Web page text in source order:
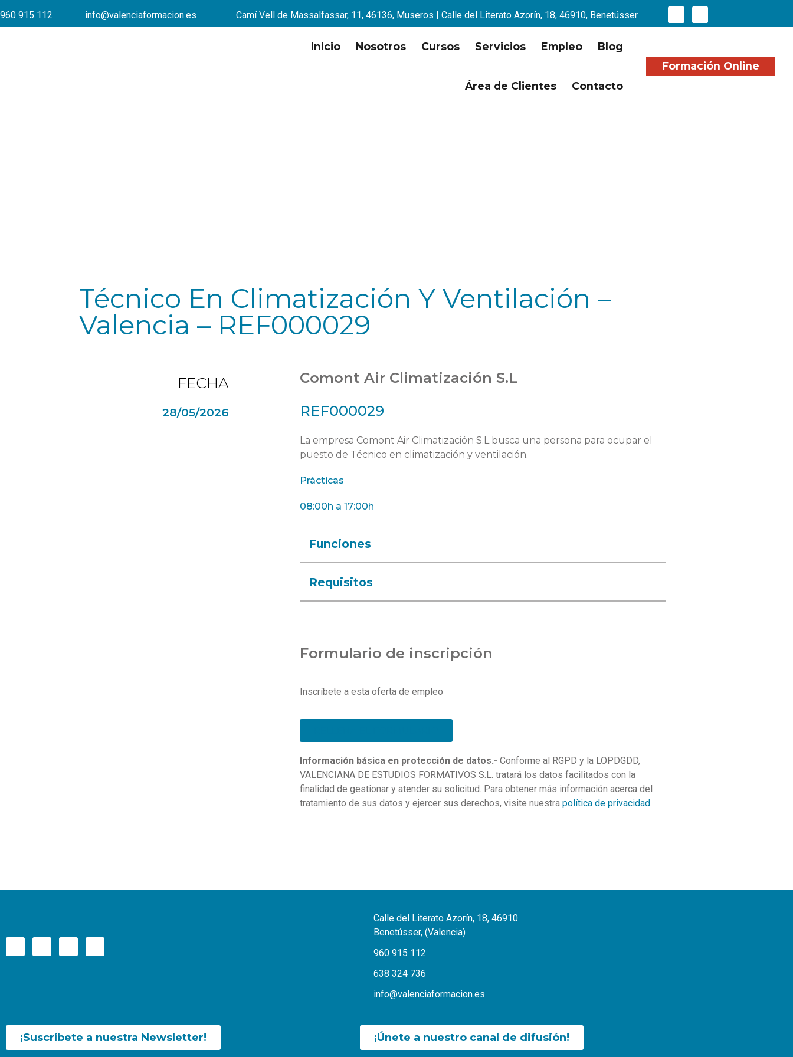
960 915 112 info@valenciaformacion.es Camí Vell de Massalfassar, 11, 46136, Museros | Calle del Literato Azorín, 18, 46910, Benetússer
Inicio Nosotros Cursos Servicios Empleo Blog
Área de Clientes Contacto
Formación Online
Técnico En Climatización Y Ventilación –
Valencia – REF000029
FECHA
28/05/2026
Comont Air Climatización S.L
REF000029
La empresa Comont Air Climatización S.L busca una persona para ocupar el
puesto de Técnico en climatización y ventilación.
Prácticas
08:00h a 17:00h
Funciones
Requisitos
Formulario de inscripción
Inscríbete a esta oferta de empleo
Información básica en protección de datos.- Conforme al RGPD y la LOPDGDD,
VALENCIANA DE ESTUDIOS FORMATIVOS S.L. tratará los datos facilitados con la
finalidad de gestionar y atender su solicitud. Para obtener más información acerca del
tratamiento de sus datos y ejercer sus derechos, visite nuestra política de privacidad.
Calle del Literato Azorín, 18, 46910
Benetússer, (Valencia)
960 915 112
638 324 736
info@valenciaformacion.es
¡Suscríbete a nuestra Newsletter! ¡Únete a nuestro canal de difusión!